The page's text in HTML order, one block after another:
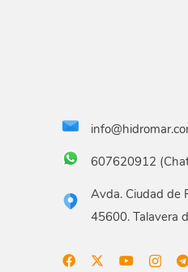
607620912
Avda. Ciudad de
45600. Talavera